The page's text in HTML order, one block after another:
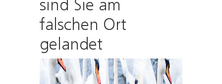
sind Sie am
falschen Ort
gelandet